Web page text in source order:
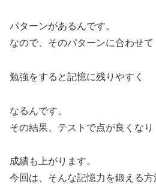
パターンがあるんです。
なので、そのパターンに合わせて
勉強をすると記憶に残りやすく
なるんです。
その結果、テストで点が良くなり
成績も上がります。
今回は、そんな記憶力を鍛える方